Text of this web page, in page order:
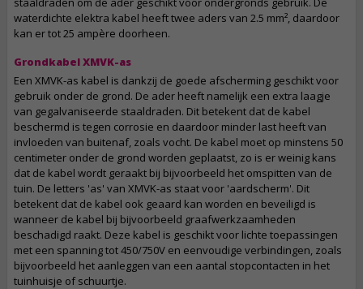
waterdichte elektra kabel heeft twee aders van 2.5 mm², daardoor
kan er tot 25 ampère doorheen.
Grondkabel XMVK-as
Een XMVK-as kabel is dankzij de goede afscherming geschikt voor
gebruik onder de grond. De ader heeft namelijk een extra laagje
van gegalvaniseerde staaldraden. Dit betekent dat de kabel
beschermd is tegen corrosie en daardoor minder last heeft van
invloeden van buitenaf, zoals vocht. De kabel moet op minstens 50
centimeter onder de grond worden geplaatst, zo is er weinig kans
dat de kabel wordt geraakt bij bijvoorbeeld het omspitten van de
tuin. De letters 'as' van XMVK-as staat voor 'aardscherm'. Dit
betekent dat de kabel ook geaard kan worden en beveiligd is
wanneer de kabel bij bijvoorbeeld graafwerkzaamheden
beschadigd raakt. Deze kabel is geschikt voor lichte toepassingen
met een spanning tot 450/750V en eenvoudige verbindingen, zoals
bijvoorbeeld het aanleggen van een aantal stopcontacten in het
tuinhuisje of schuurtje.